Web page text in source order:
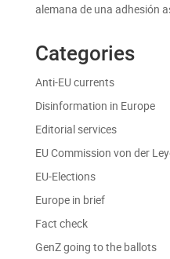
alemana de una adhesión
Categories
Anti-EU currents
Disinformation in Europe
Editorial services
EU Commission von der
EU-Elections
Europe in brief
Fact check
GenZ going to the ballots